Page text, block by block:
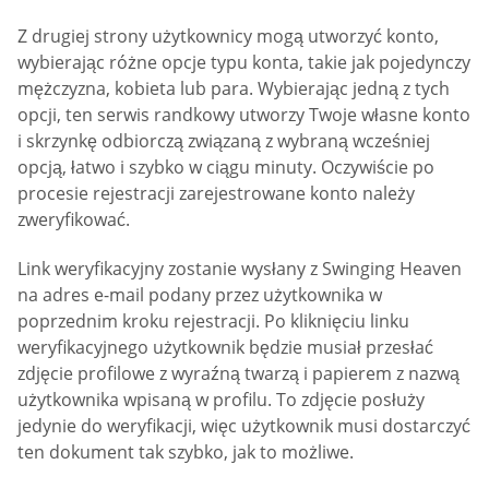
Z drugiej strony użytkownicy mogą utworzyć konto,
wybierając różne opcje typu konta, takie jak pojedynczy
mężczyzna, kobieta lub para. Wybierając jedną z tych
opcji, ten serwis randkowy utworzy Twoje własne konto
i skrzynkę odbiorczą związaną z wybraną wcześniej
opcją, łatwo i szybko w ciągu minuty. Oczywiście po
procesie rejestracji zarejestrowane konto należy
zweryfikować.
Link weryfikacyjny zostanie wysłany z Swinging Heaven
na adres e-mail podany przez użytkownika w
poprzednim kroku rejestracji. Po kliknięciu linku
weryfikacyjnego użytkownik będzie musiał przesłać
zdjęcie profilowe z wyraźną twarzą i papierem z nazwą
użytkownika wpisaną w profilu. To zdjęcie posłuży
jedynie do weryfikacji, więc użytkownik musi dostarczyć
ten dokument tak szybko, jak to możliwe.